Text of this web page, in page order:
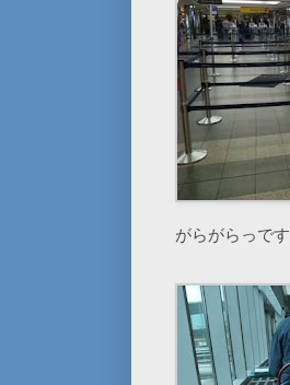
がらがらっです